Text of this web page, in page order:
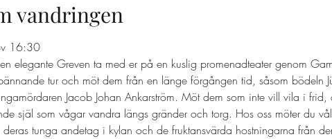
vandringen
16:30
elegante Greven ta med er på en kuslig promenadteater genom
tur och möt dem från en länge förgången tid, såsom bödeln
Jacob Johan Ankarström. Möt dem som inte vill vila i
själ som vågar vandra längs gränder och torg. Hos oss möter du
deras tunga andetag i kylan och de fruktansvärda hostningarna från